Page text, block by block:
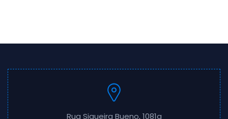
Rua Siqueira Bueno, 1081a